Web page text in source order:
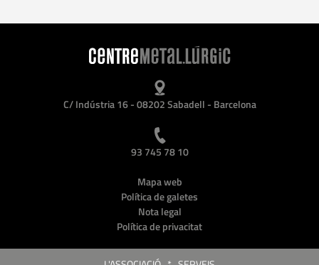
C/ Indústria 16 - 08202 Sabadell - Barcelona
93 745 78 10
Mapa web
Política de galetes
Nota legal
Política de privacitat